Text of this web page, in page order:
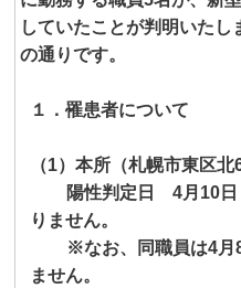
していたことが判明いた
の通りです。
１．罹患者について
（1）本所（札幌市東区北
陽性判定日 4月 10
りません。
※なお、同職員は4月
ません。